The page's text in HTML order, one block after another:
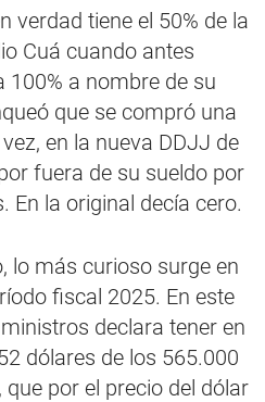
verdad tiene el 50% de la
Cuá cuando antes
100% a nombre de su
que se compró una
en la nueva DDJJ de
fuera de su sueldo por
En la original decía cero.
lo más curioso surge en
fiscal 2025. En este
declara tener en
dólares de los 565.000
por el precio del dólar